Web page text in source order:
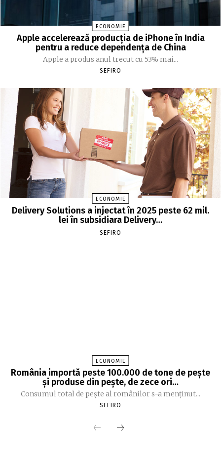
ECONOMIE
Apple accelerează producția de iPhone în India
pentru a reduce dependența de China
Apple a produs anul trecut cu 53% mai...
SEFIRO
ECONOMIE
Delivery Solutions a injectat în 2025 peste 62 mil.
lei în subsidiara Delivery…
SEFIRO
ECONOMIE
România importă peste 100.000 de tone de peşte
şi produse din peşte, de zece ori…
Consumul total de peşte al ro­mâ­nilor s-a menţinut...
SEFIRO